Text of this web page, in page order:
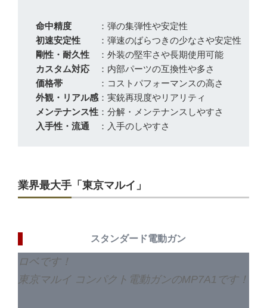
命中精度 ：弾の集弾性や安定性
初速安定性 ：弾速のばらつきの少なさや安定性
剛性・耐久性 ：外装の堅牢さや長期使用可能
カスタム対応 ：内部パーツの互換性や多さ
価格帯 ：コストパフォーマンスの高さ
外観・リアル感 ：実銃再現度やリアリティ
メンテナンス性 ：分解・メンテナンスしやすさ
入手性・流通 ：入手のしやすさ
業界最大手「東京マルイ」
スタンダード電動ガン
ロベです！
東京マルイ コンパクト電動ガンのMP7A1です！